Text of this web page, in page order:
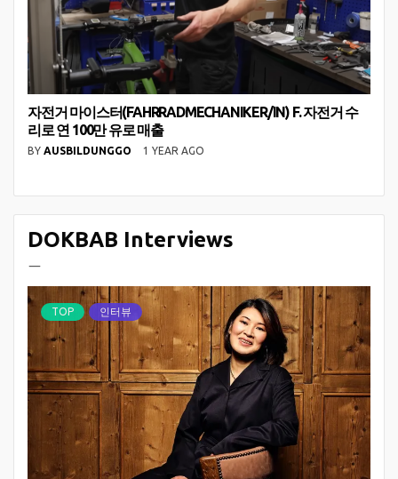
자전거 마이스터(FAHRRADMECHANIKER/IN) F. 자전거 수
리로 연 100만 유로 매출
BY AUSBILDUNGGO 1 YEAR AGO
DOKBAB Interviews
TOP 인터뷰